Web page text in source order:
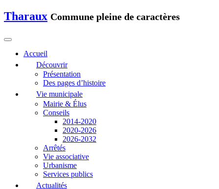
Tharaux Commune pleine de caractères
Accueil
Découvrir
Présentation
Des pages d’histoire
Vie municipale
Mairie & Élus
Conseils
2014-2020
2020-2026
2026-2032
Arrêtés
Vie associative
Urbanisme
Services publics
Actualités